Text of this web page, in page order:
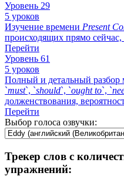
Уровень 29
5 уроков
Изучение времени Present
происходящих прямо
Перейти
Уровень 61
5 уроков
Полный и детальный разбор
`must`, `should`, `ought to`, `
долженствования,
Перейти
Выбор голоса озвучки:
Трекер слов с
упражнений: